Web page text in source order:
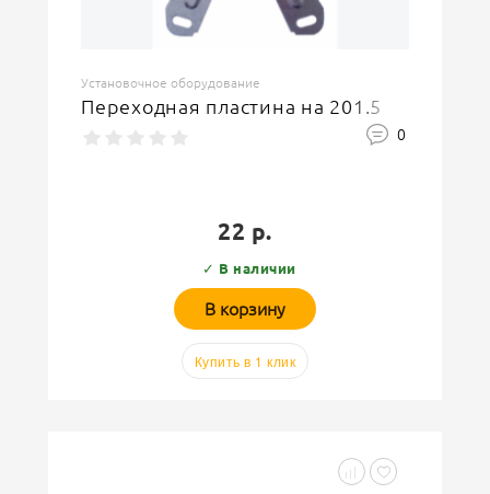
Установочное оборудование
Переходная пластина на 201.5
0
22 р.
✓ В наличии
В корзину
Купить в 1 клик